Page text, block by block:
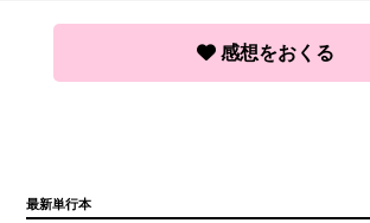
感想をおくる
最新単行本